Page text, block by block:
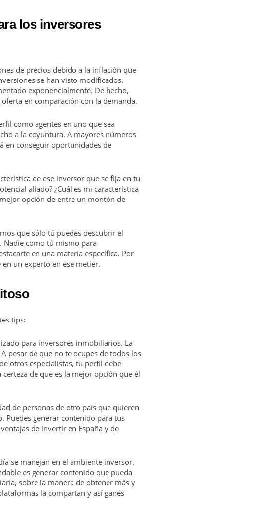
los inversores
de precios debido a la inflación que
se han visto modificados.
exponencialmente. De hecho,
en comparación con la demanda.
como agentes en uno que sea
a la coyuntura. A mayores números
en conseguir oportunidades de
de ese inversor que se fija en tu
aliado? ¿Cuál es mi característica
opción de entre un montón de
que sólo tú puedes descubrir el
Nadie como tú mismo para
en una materia específica. Por
un experto en ese metier.
tips:
para inversores inmobiliarios. La
pesar de que no te ocupes de todos los
otros especialistas, tu perfil debe
de que es la mejor opción que él
de personas de otro país que quieren
Puedes generar contenido para tus
de invertir en España y de
se manejan en el ambiente inversor.
es generar contenido que pueda
sobre la manera de obtener más y
la compartan y así ganes